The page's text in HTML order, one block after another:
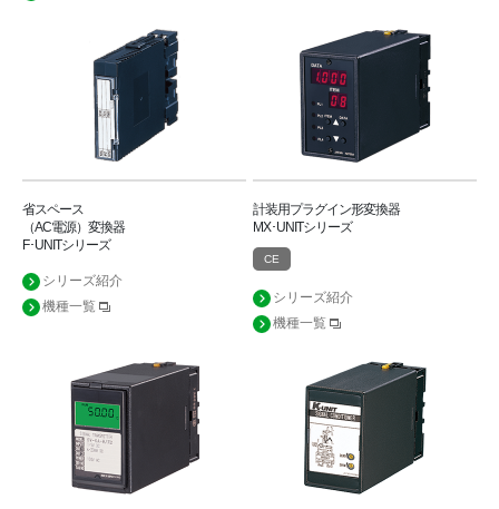
省スペース
（AC電源）変換器
F･UNITシリーズ
シリーズ紹介
機種一覧
計装用プラグイン形変換器
MX･UNITシリーズ
CE
シリーズ紹介
機種一覧